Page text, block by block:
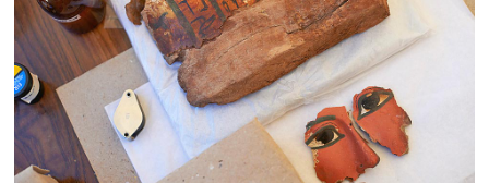
PhD Candidates
Dates
Informations, Events & Get a Taste
Student Advice Center
Continuing Education
University